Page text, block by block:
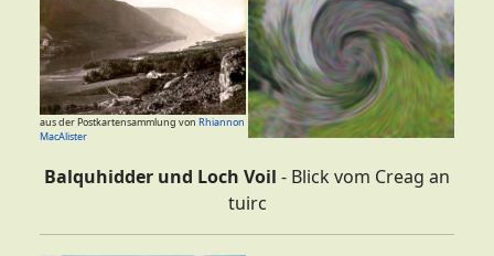
aus der Postkartensammlung von Rhiannon
MacAlister
Balquhidder und Loch Voil - Blick vom Creag an
tuirc